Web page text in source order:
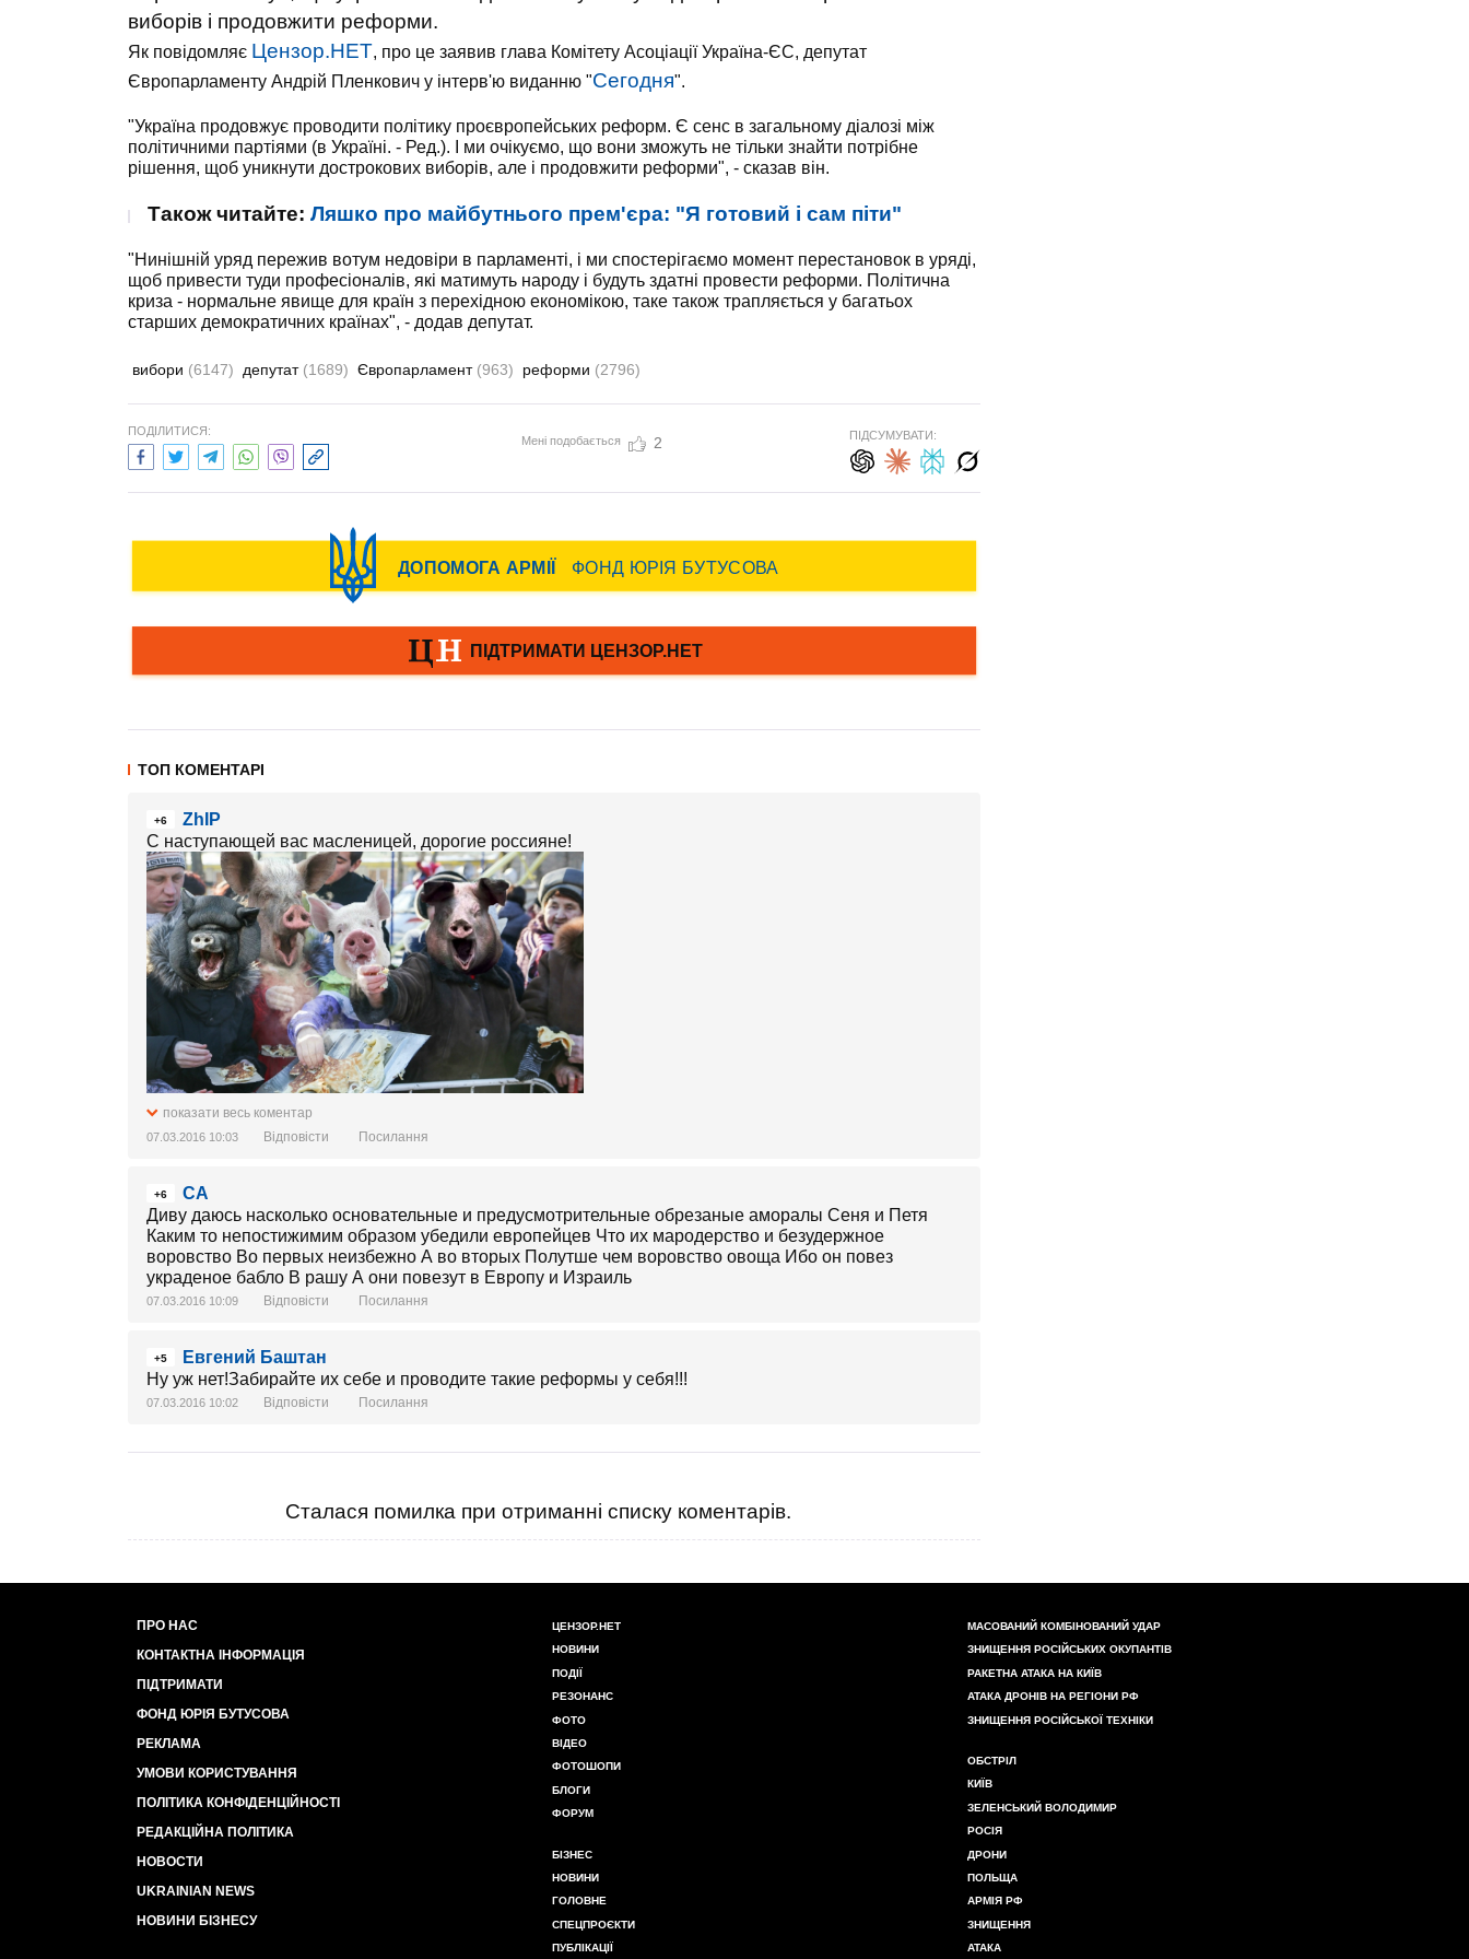
виборів і продовжити реформи.
Як повідомляє Цензор.НЕТ, про це заявив глава Комітету Асоціації Україна-ЄС, депутат
Європарламенту Андрій Пленкович у інтерв'ю виданню "Сегодня".
"Україна продовжує проводити політику проєвропейських реформ. Є сенс в загальному діалозі між
політичними партіями (в Україні. - Ред.). І ми очікуємо, що вони зможуть не тільки знайти потрібне
рішення, щоб уникнути дострокових виборів, але і продовжити реформи", - сказав він.
Також читайте: Ляшко про майбутнього прем'єра: "Я готовий і сам піти"
"Нинішній уряд пережив вотум недовіри в парламенті, і ми спостерігаємо момент перестановок в уряді,
щоб привести туди професіоналів, які матимуть народу і будуть здатні провести реформи. Політична
криза - нормальне явище для країн з перехідною економікою, таке також трапляється у багатьох
старших демократичних країнах", - додав депутат.
вибори (6147) депутат (1689) Європарламент (963) реформи (2796)
ПОДІЛИТИСЯ:
Мені подобається 2 ПІДСУМУВАТИ:
ТОП КОМЕНТАРІ
+6
ZhIP
С наступающей вас масленицей, дорогие россияне!
показати весь коментар
07.03.2016 10:03 Відповісти Посилання
+6
CА
Диву даюсь насколько основательные и предусмотрительные обрезаные аморалы Сеня и Петя
Каким то непостижимим образом убедили европейцев Что их мародерство и безудержное
воровство Во первых неизбежно А во вторых Полутше чем воровство овоща Ибо он повез
украденое бабло В рашу А они повезут в Европу и Израиль
07.03.2016 10:09 Відповісти Посилання
+5
Евгений Баштан
Ну уж нет!Забирайте их себе и проводите такие реформы у себя!!!
07.03.2016 10:02 Відповісти Посилання
Сталася помилка при отриманні списку коментарів.
ПРО НАС
КОНТАКТНА ІНФОРМАЦІЯ
ПІДТРИМАТИ
ФОНД ЮРІЯ БУТУСОВА
РЕКЛАМА
УМОВИ КОРИСТУВАННЯ
ПОЛІТИКА КОНФІДЕНЦІЙНОСТІ
РЕДАКЦІЙНА ПОЛІТИКА
НОВОСТИ
UKRAINIAN NEWS
НОВИНИ БІЗНЕСУ
ЦЕНЗОР.НЕТ
НОВИНИ
ПОДІЇ
РЕЗОНАНС
ФОТО
ВІДЕО
ФОТОШОПИ
БЛОГИ
ФОРУМ
БІЗНЕС
НОВИНИ
ГОЛОВНЕ
СПЕЦПРОЄКТИ
ПУБЛІКАЦІЇ
МАСОВАНИЙ КОМБІНОВАНИЙ УДАР
ЗНИЩЕННЯ РОСІЙСЬКИХ ОКУПАНТІВ
РАКЕТНА АТАКА НА КИЇВ
АТАКА ДРОНІВ НА РЕГІОНИ РФ
ЗНИЩЕННЯ РОСІЙСЬКОЇ ТЕХНІКИ
ОБСТРІЛ
КИЇВ
ЗЕЛЕНСЬКИЙ ВОЛОДИМИР
РОСІЯ
ДРОНИ
ПОЛЬЩА
АРМІЯ РФ
ЗНИЩЕННЯ
АТАКА